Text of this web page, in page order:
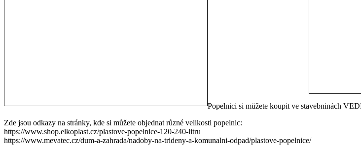
Popelnici si můžete koupit ve stavebninách
Zde jsou odkazy na stránky, kde si můžete objednat různé velikosti popelnic:
https://www.shop.elkoplast.cz/plastove-popelnice-120-240-litru
https://www.mevatec.cz/dum-a-zahrada/nadoby-na-trideny-a-komunalni-odpad/plastove-popelnice/